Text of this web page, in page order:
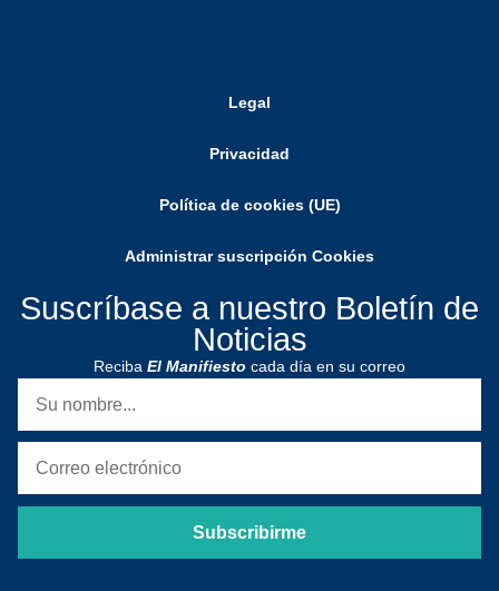
Legal
Privacidad
Política de cookies (UE)
Administrar suscripción Cookies
Suscríbase a nuestro Boletín de
Noticias
Reciba El Manifiesto cada día en su correo
Subscribirme